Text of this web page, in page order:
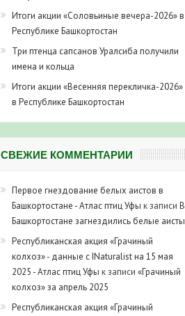
Итоги акции «Соловьиные вечера-2026» в
Республике Башкортостан
Три птенца сапсанов Уралсиба получили
имена и кольца
Итоги акции «Весенняя перекличка-2026»
в Республике Башкортостан
СВЕЖИЕ КОММЕНТАРИИ
Первое гнездование белых аистов в
Башкортостане - Атлас птиц Уфы к записи В
Башкортостане загнездились белые аисты
Республиканская акция «Грачиный
колхоз» - данные с INaturalist на 15 мая
2025 - Атлас птиц Уфы к записи «Грачиный
колхоз» за апрель 2025
Республиканская акция «Грачиный